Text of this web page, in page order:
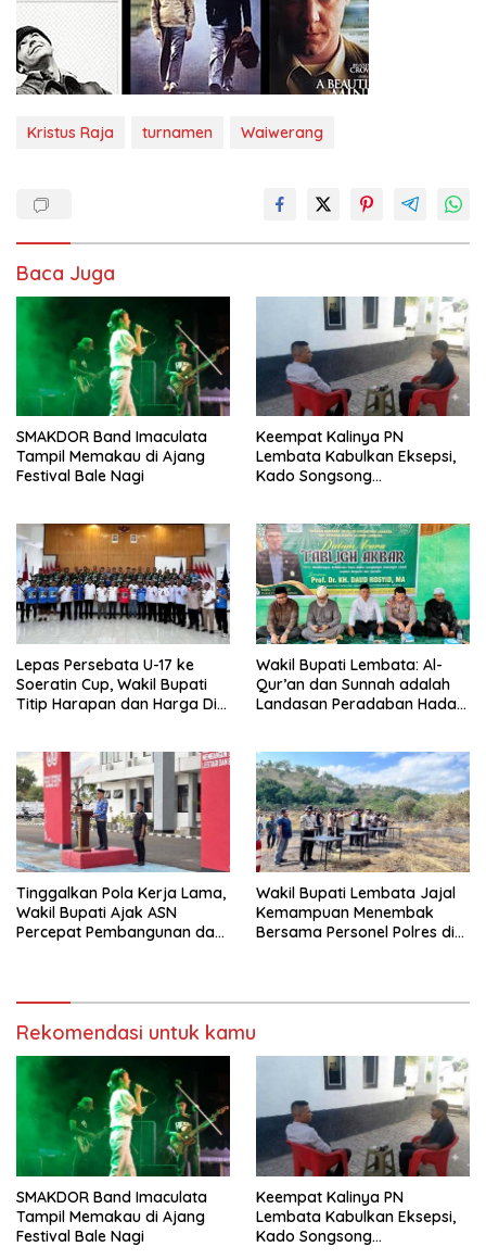
Kristus Raja turnamen Waiwerang
Baca Juga
SMAKDOR Band Imaculata
Tampil Memakau di Ajang
Festival Bale Nagi
Keempat Kalinya PN
Lembata Kabulkan Eksepsi,
Kado Songsong
Lepas Persebata U-17 ke
Soeratin Cup, Wakil Bupati
Titip Harapan dan Harga Diri
Wakil Bupati Lembata: Al-
Qur’an dan Sunnah adalah
Landasan Peradaban Hadapi
Tinggalkan Pola Kerja Lama,
Wakil Bupati Ajak ASN
Percepat Pembangunan dan
Wakil Bupati Lembata Jajal
Kemampuan Menembak
Bersama Personel Polres di
Rekomendasi untuk kamu
SMAKDOR Band Imaculata
Tampil Memakau di Ajang
Festival Bale Nagi
Keempat Kalinya PN
Lembata Kabulkan Eksepsi,
Kado Songsong